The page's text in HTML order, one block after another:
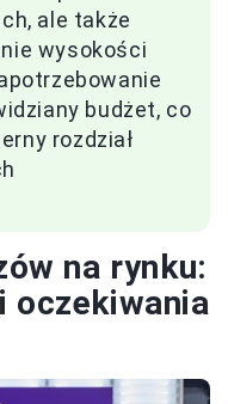
ale także
wysokości
budżet, co
rozdział
na rynku:
oczekiwania